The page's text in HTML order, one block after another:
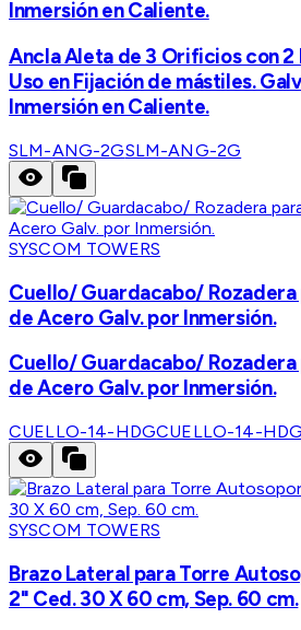
Inmersión en Caliente.
Ancla Aleta de 3 Orificios con 2
Uso en Fijación de mástiles.
Inmersión en Caliente.
SLM-ANG-2GSLM-ANG-2G
SYSCOM TOWERS
Cuello/ Guardacabo/
de Acero Galv. por Inmersión.
Cuello/ Guardacabo/
de Acero Galv. por Inmersión.
CUELLO-14-HDGCUELLO-14-HDG
SYSCOM TOWERS
Brazo Lateral para Torre
2" Ced. 30 X 60 cm, Sep. 60 cm.